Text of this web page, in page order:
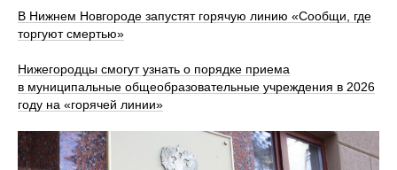
В Нижнем Новгороде запустят горячую линию «Сообщи, где
торгуют смертью»
Нижегородцы смогут узнать о порядке приема
в муниципальные общеобразовательные учреждения в 2026
году на «горячей линии»